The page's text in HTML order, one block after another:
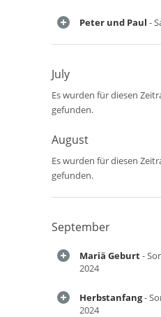
Peter und Paul -
July
Es wurden für diesen
gefunden.
August
Es wurden für diesen
gefunden.
September
Mariä Geburt-
2024
Herbstanfang-
2024